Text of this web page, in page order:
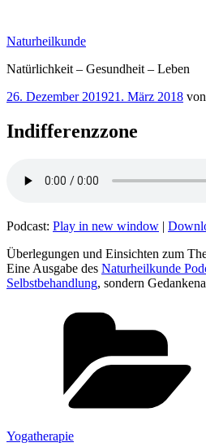
springen
Naturheilkunde
Natürlichkeit – Gesundheit – Leben
Veröffentlicht
26. Dezember 201921. März 2018 von
Indifferenzzone
Podcast: Play in new window |
Überlegungen und Einsichten zum
Eine Ausgabe des Naturheilkunde
Selbstbehandlung, sondern
Yogatherapie